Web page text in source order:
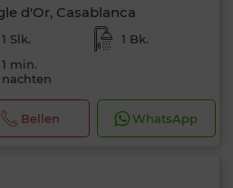
d'Or, Casablanca
1 Slk. 1 Bk.
1 min.
nachten
Bellen WhatsApp
Welke criteria wil je nu